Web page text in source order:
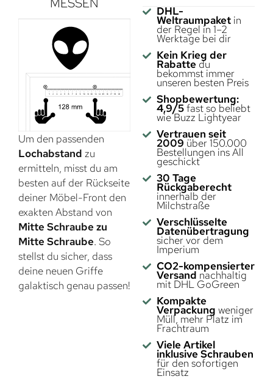
Um den passenden
Lochabstand zu
ermitteln, misst du am
besten auf der Rückseite
deiner Möbel-Front den
exakten Abstand von
Mitte Schraube zu
Mitte Schraube. So
stellst du sicher, dass
deine neuen Griffe
galaktisch genau passen!
DHL-
Weltraumpaketin
der Regel in 1–2
Werktage bei dir
Kein Krieg der
Rabatte du
bekommst immer
unseren besten Preis
Shopbewertung:
4,9/5fast so beliebt
wie Buzz Lightyear
Vertrauen seit
2009 über 150.000
Bestellungen ins All
geschickt
30 Tage
Rückgaberecht
innerhalb der
Milchstraße
Verschlüsselte
Datenübertragung
sicher vor dem
Imperium
CO2-kompensierter
Versand nachhaltig
mit DHL GoGreen
Kompakte
Verpackung weniger
Müll, mehr Platz im
Frachtraum
Viele Artikel
inklusive Schrauben
für den sofortigen
Einsatz